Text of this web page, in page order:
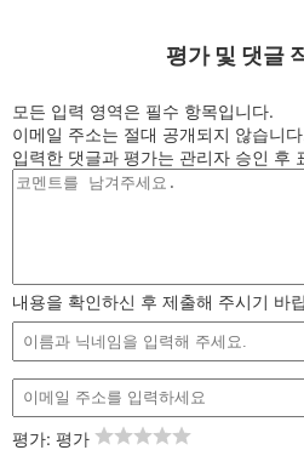
평가 및 댓글
모든 입력 영역은 필수 항목입니다.
이메일 주소는 절대 공개되지 않습니
입력한 댓글과 평가는 관리자 승인 후
내용을 확인하신 후 제출해 주시기 바
평가: 평가